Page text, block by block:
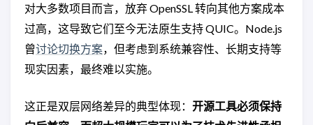
对大多数项目而言，放弃 OpenSSL 转向其他方案成本
过高，这导致它们至今无法原生支持 QUIC。Node.js
曾讨论切换方案，但考虑到系统兼容性、长期支持等
现实因素，最终难以实施。
这正是双层网络差异的典型体现： 开源工具必须保持